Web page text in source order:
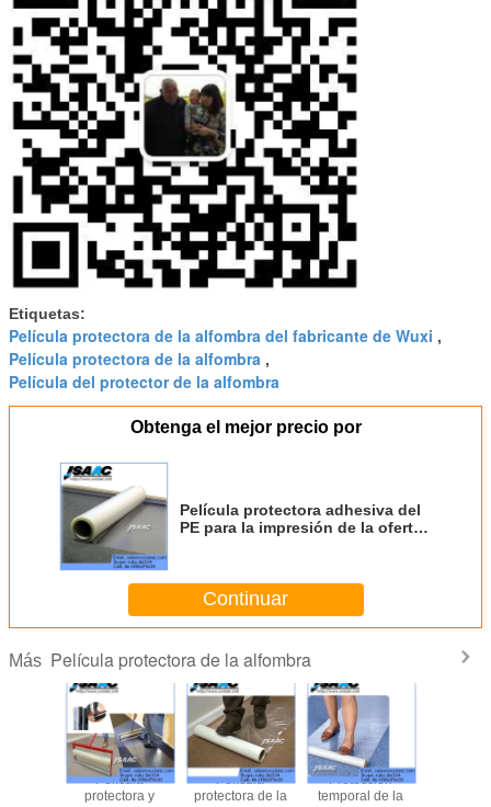
Etiquetas:
Película protectora de la alfombra del fabricante de Wuxi ,
Película protectora de la alfombra ,
Película del protector de la alfombra
Obtenga el mejor precio por
Película protectora adhesiva del
PE para la impresión de la oferta
Continuar
Más Película protectora de la alfombra
Película
protectora de la
Adhesivos
cubiertos
Película
protectora de la